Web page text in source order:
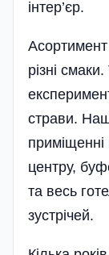
інтер’єр.
Асортимент
різні
страви.
центру,
та весь
зустрічей.